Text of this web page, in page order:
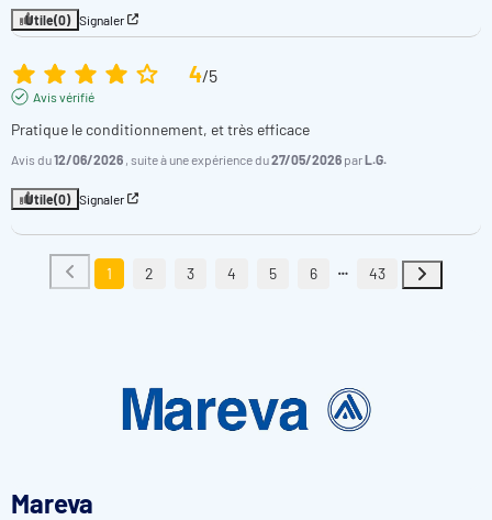
Utile(0) Signaler
4/5
Avis vérifié
Pratique le conditionnement, et très efficace
Avis du12/06/2026 , suite à une expérience du27/05/2026 parL.G.
Utile(0) Signaler
1 2 3 4 5 6 43
Mareva